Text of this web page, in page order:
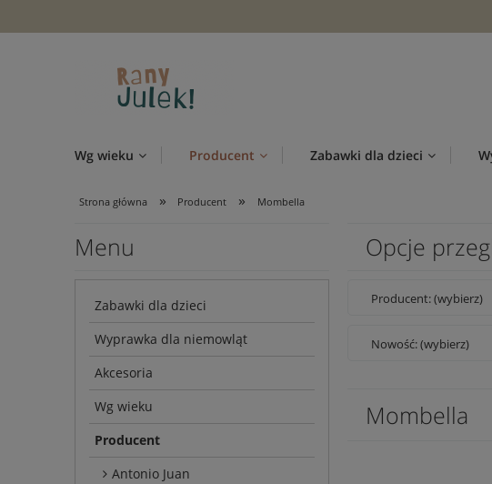
Wg wieku Producent Zabawki dla dzieci
Strona główna » Producent » Mombella
Menu
Zabawki dla dzieci
Wyprawka dla niemowląt
Akcesoria
Wg wieku
Producent
Antonio Juan
Opcje
Producent: (wybierz)
Nowość: (wybierz)
Mombella